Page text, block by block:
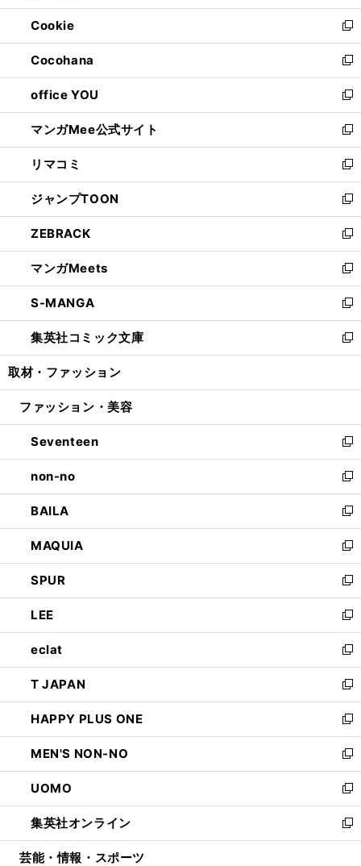
開
く
ウ
で
開
く
ン
ド
ウ
で
開
く
ウ
ィ
ン
ド
ウ
で
開
く
Cookie
新
し
い
ウ
ィ
ン
ド
ウ
で
開
く
Cocohana
新
し
い
ウ
ィ
ン
ド
ウ
で
開
く
office YOU
新
し
い
ウ
ィ
ン
ド
ウ
で
開
く
マンガMee公式サイト
新
し
い
ウ
ィ
ン
ド
ウ
で
開
く
リマコミ
新
し
い
ウ
ィ
ン
ド
ウ
で
開
く
ジャンプTOON
新
し
い
ウ
ィ
ン
ド
ウ
で
開
ZEBRACK
新
し
い
ウ
ィ
ン
ド
ウ
開
マンガMeets
新
し
い
ウ
ィ
ン
ウ
開
く
S-MANGA
新
し
い
ウ
ン
ウ
で
開
く
集英社コミック文庫
新
し
ウ
ン
ド
ウ
で
開
く
取材・ファッション
ファッション・美容
Seventeen
新
し
い
ウ
ィ
ン
ド
ウ
で
開
く
non-no
新
し
い
ウ
ィ
ン
ド
ウ
で
開
く
BAILA
新
し
い
ウ
ィ
ン
ド
ウ
で
開
く
MAQUIA
新
し
い
ウ
ィ
ン
ド
ウ
で
開
く
SPUR
新
し
い
ウ
ィ
ン
ド
ウ
で
開
く
LEE
新
し
い
ウ
ィ
ン
ド
ウ
で
開
く
eclat
新
し
い
ウ
ィ
ン
ド
ウ
で
開
く
T JAPAN
新
し
い
ウ
ィ
ン
ド
ウ
で
開
HAPPY PLUS ONE
新
し
い
ウ
ィ
ン
ド
ウ
MEN'S NON-NO
新
し
い
ウ
ィ
ン
UOMO
新
し
い
ウ
集英社オンライン
新
し
芸能・情報・スポーツ